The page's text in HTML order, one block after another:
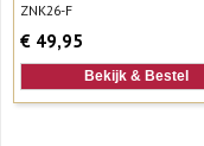
ZNK26-F
€ 49,95
Bekijk & Bestel